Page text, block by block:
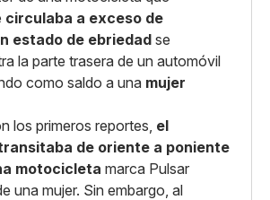
circulaba a exceso de
estado de ebriedad se
la parte trasera de un automóvil
como saldo a una mujer
los primeros reportes, el
de oriente a poniente
motocicleta marca Pulsar
una mujer. Sin embargo, al